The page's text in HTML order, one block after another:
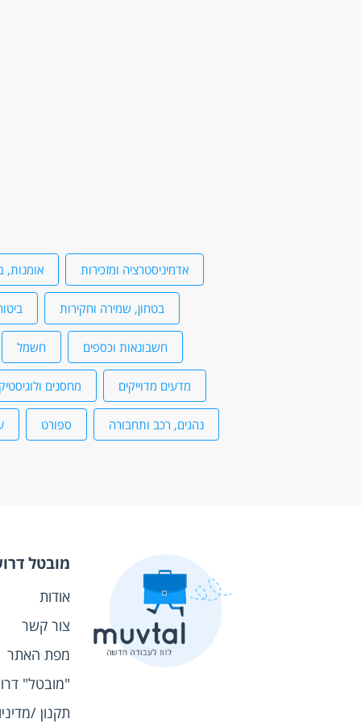
אדמיניסטרציה ומזכירות אומנות,
בטחון, שמירה וחקירות
חשבונאות וכספים חשמל
מדעים מדוייקים מחסנים
נהגים, רכב ותחבורה ספורט
מובטל
אודות
צור קשר
מפת האתר
"מובטל"
תקנון /